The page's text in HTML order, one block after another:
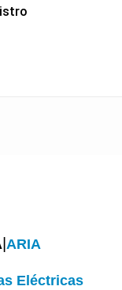
ARIA
Eléctricas